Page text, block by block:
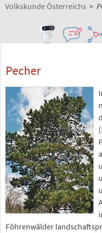
Volkskunde Österreichs >
Pecher
Föhrenwälder